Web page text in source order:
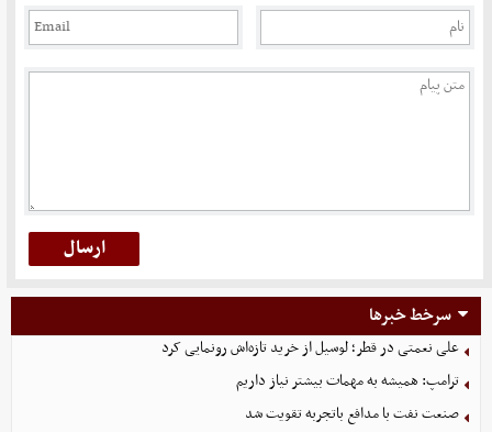
سرخط خبرها
علی نعمتی در قطر؛ لوسیل از خرید تازه‌اش رونمایی کرد
ترامپ: همیشه به مهمات بیشتر نیاز داریم
صنعت نفت با مدافع باتجربه تقویت شد